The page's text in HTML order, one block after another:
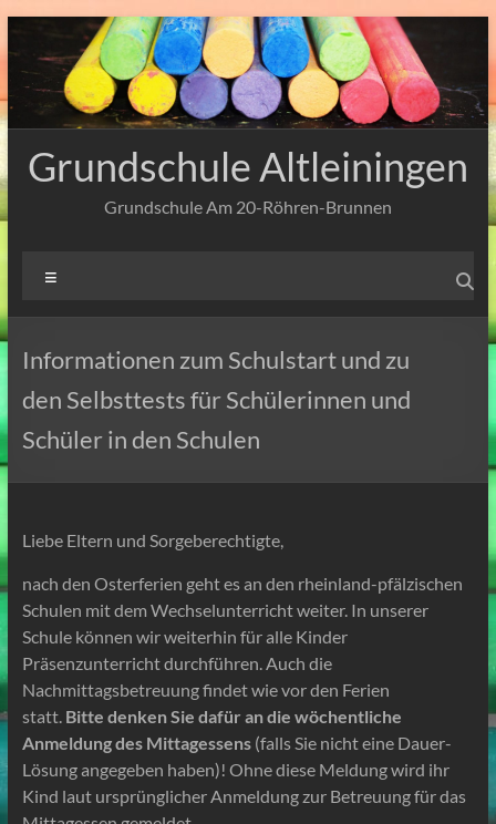
Zum
Inhalt
springen
Grundschule Altleiningen
Grundschule Am 20-Röhren-Brunnen
Informationen zum Schulstart und zu
den Selbsttests für Schülerinnen und
Schüler in den Schulen
Liebe Eltern und Sorgeberechtigte,
nach den Osterferien geht es an den rheinland-pfälzischen
Schulen mit dem Wechselunterricht weiter. In unserer
Schule können wir weiterhin für alle Kinder
Präsenzunterricht durchführen. Auch die
Nachmittagsbetreuung findet wie vor den Ferien
statt. Bitte denken Sie dafür an die wöchentliche
Anmeldung des Mittagessens(falls Sie nicht eine Dauer-
Lösung angegeben haben)! Ohne diese Meldung wird ihr
Kind laut ursprünglicher Anmeldung zur Betreuung für das